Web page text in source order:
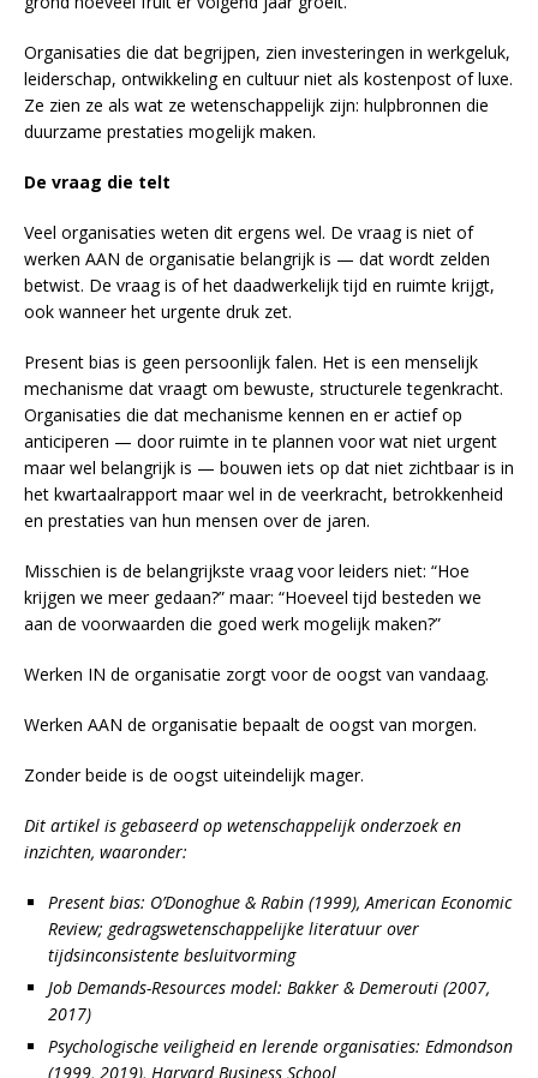
Organisaties die dat begrijpen, zien investeringen in werkgeluk,
leiderschap, ontwikkeling en cultuur niet als kostenpost of luxe.
Ze zien ze als wat ze wetenschappelijk zijn: hulpbronnen die
duurzame prestaties mogelijk maken.
De vraag die telt
Veel organisaties weten dit ergens wel. De vraag is niet of
werken AAN de organisatie belangrijk is — dat wordt zelden
betwist. De vraag is of het daadwerkelijk tijd en ruimte krijgt,
ook wanneer het urgente druk zet.
Present bias is geen persoonlijk falen. Het is een menselijk
mechanisme dat vraagt om bewuste, structurele tegenkracht.
Organisaties die dat mechanisme kennen en er actief op
anticiperen — door ruimte in te plannen voor wat niet urgent
maar wel belangrijk is — bouwen iets op dat niet zichtbaar is in
het kwartaalrapport maar wel in de veerkracht, betrokkenheid
en prestaties van hun mensen over de jaren.
Misschien is de belangrijkste vraag voor leiders niet: “Hoe
krijgen we meer gedaan?” maar: “Hoeveel tijd besteden we
aan de voorwaarden die goed werk mogelijk maken?”
Werken IN de organisatie zorgt voor de oogst van vandaag.
Werken AAN de organisatie bepaalt de oogst van morgen.
Zonder beide is de oogst uiteindelijk mager.
Dit artikel is gebaseerd op wetenschappelijk onderzoek en
inzichten, waaronder:
Present bias: O’Donoghue & Rabin (1999), American Economic
Review; gedragswetenschappelijke literatuur over
tijdsinconsistente besluitvorming
Job Demands-Resources model: Bakker & Demerouti (2007,
2017)
Psychologische veiligheid en lerende organisaties: Edmondson
(1999, 2019), Harvard Business School